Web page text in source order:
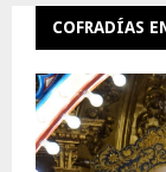
COFRADÍAS